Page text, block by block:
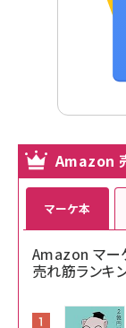
Amazon
マーケ本
Amazon マー
売れ筋ランキ